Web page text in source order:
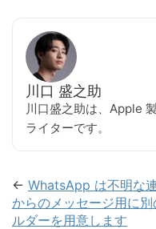
川口 盛之助
川口盛之助は、Apple
ライターです。
← WhatsApp は不明な
からのメッセージ用に別
ルダーを用意します